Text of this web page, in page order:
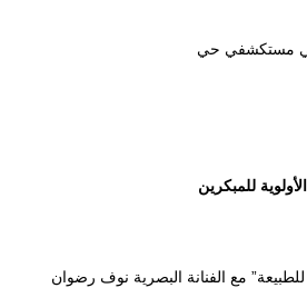
مستكشفي حي
مع الفنانة البصرية نوف رضوان